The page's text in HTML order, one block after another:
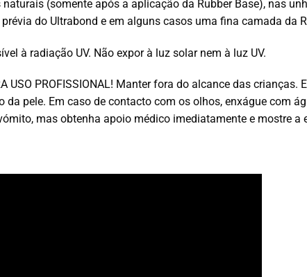
(somente após a aplicação da Rubber Base), nas
do Ultrabond e em alguns casos uma fina camada da
à radiação UV. Não expor à luz solar nem à luz UV.
USO PROFISSIONAL! Manter fora do alcance das
da pele. Em caso de contacto com os olhos, enxágue com
mas obtenha apoio médico imediatamente e mostre a